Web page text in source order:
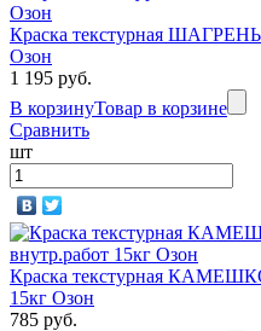
Краска текстурная
Озон
1 195 руб.
В корзинуТовар в корзине
Сравнить
шт
Краска текстурная
15кг Озон
785 руб.